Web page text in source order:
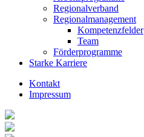
Regionalverband
Regionalmanagement
Kompetenzfelder
Team
Förderprogramme
Starke Karriere
Kontakt
Impressum